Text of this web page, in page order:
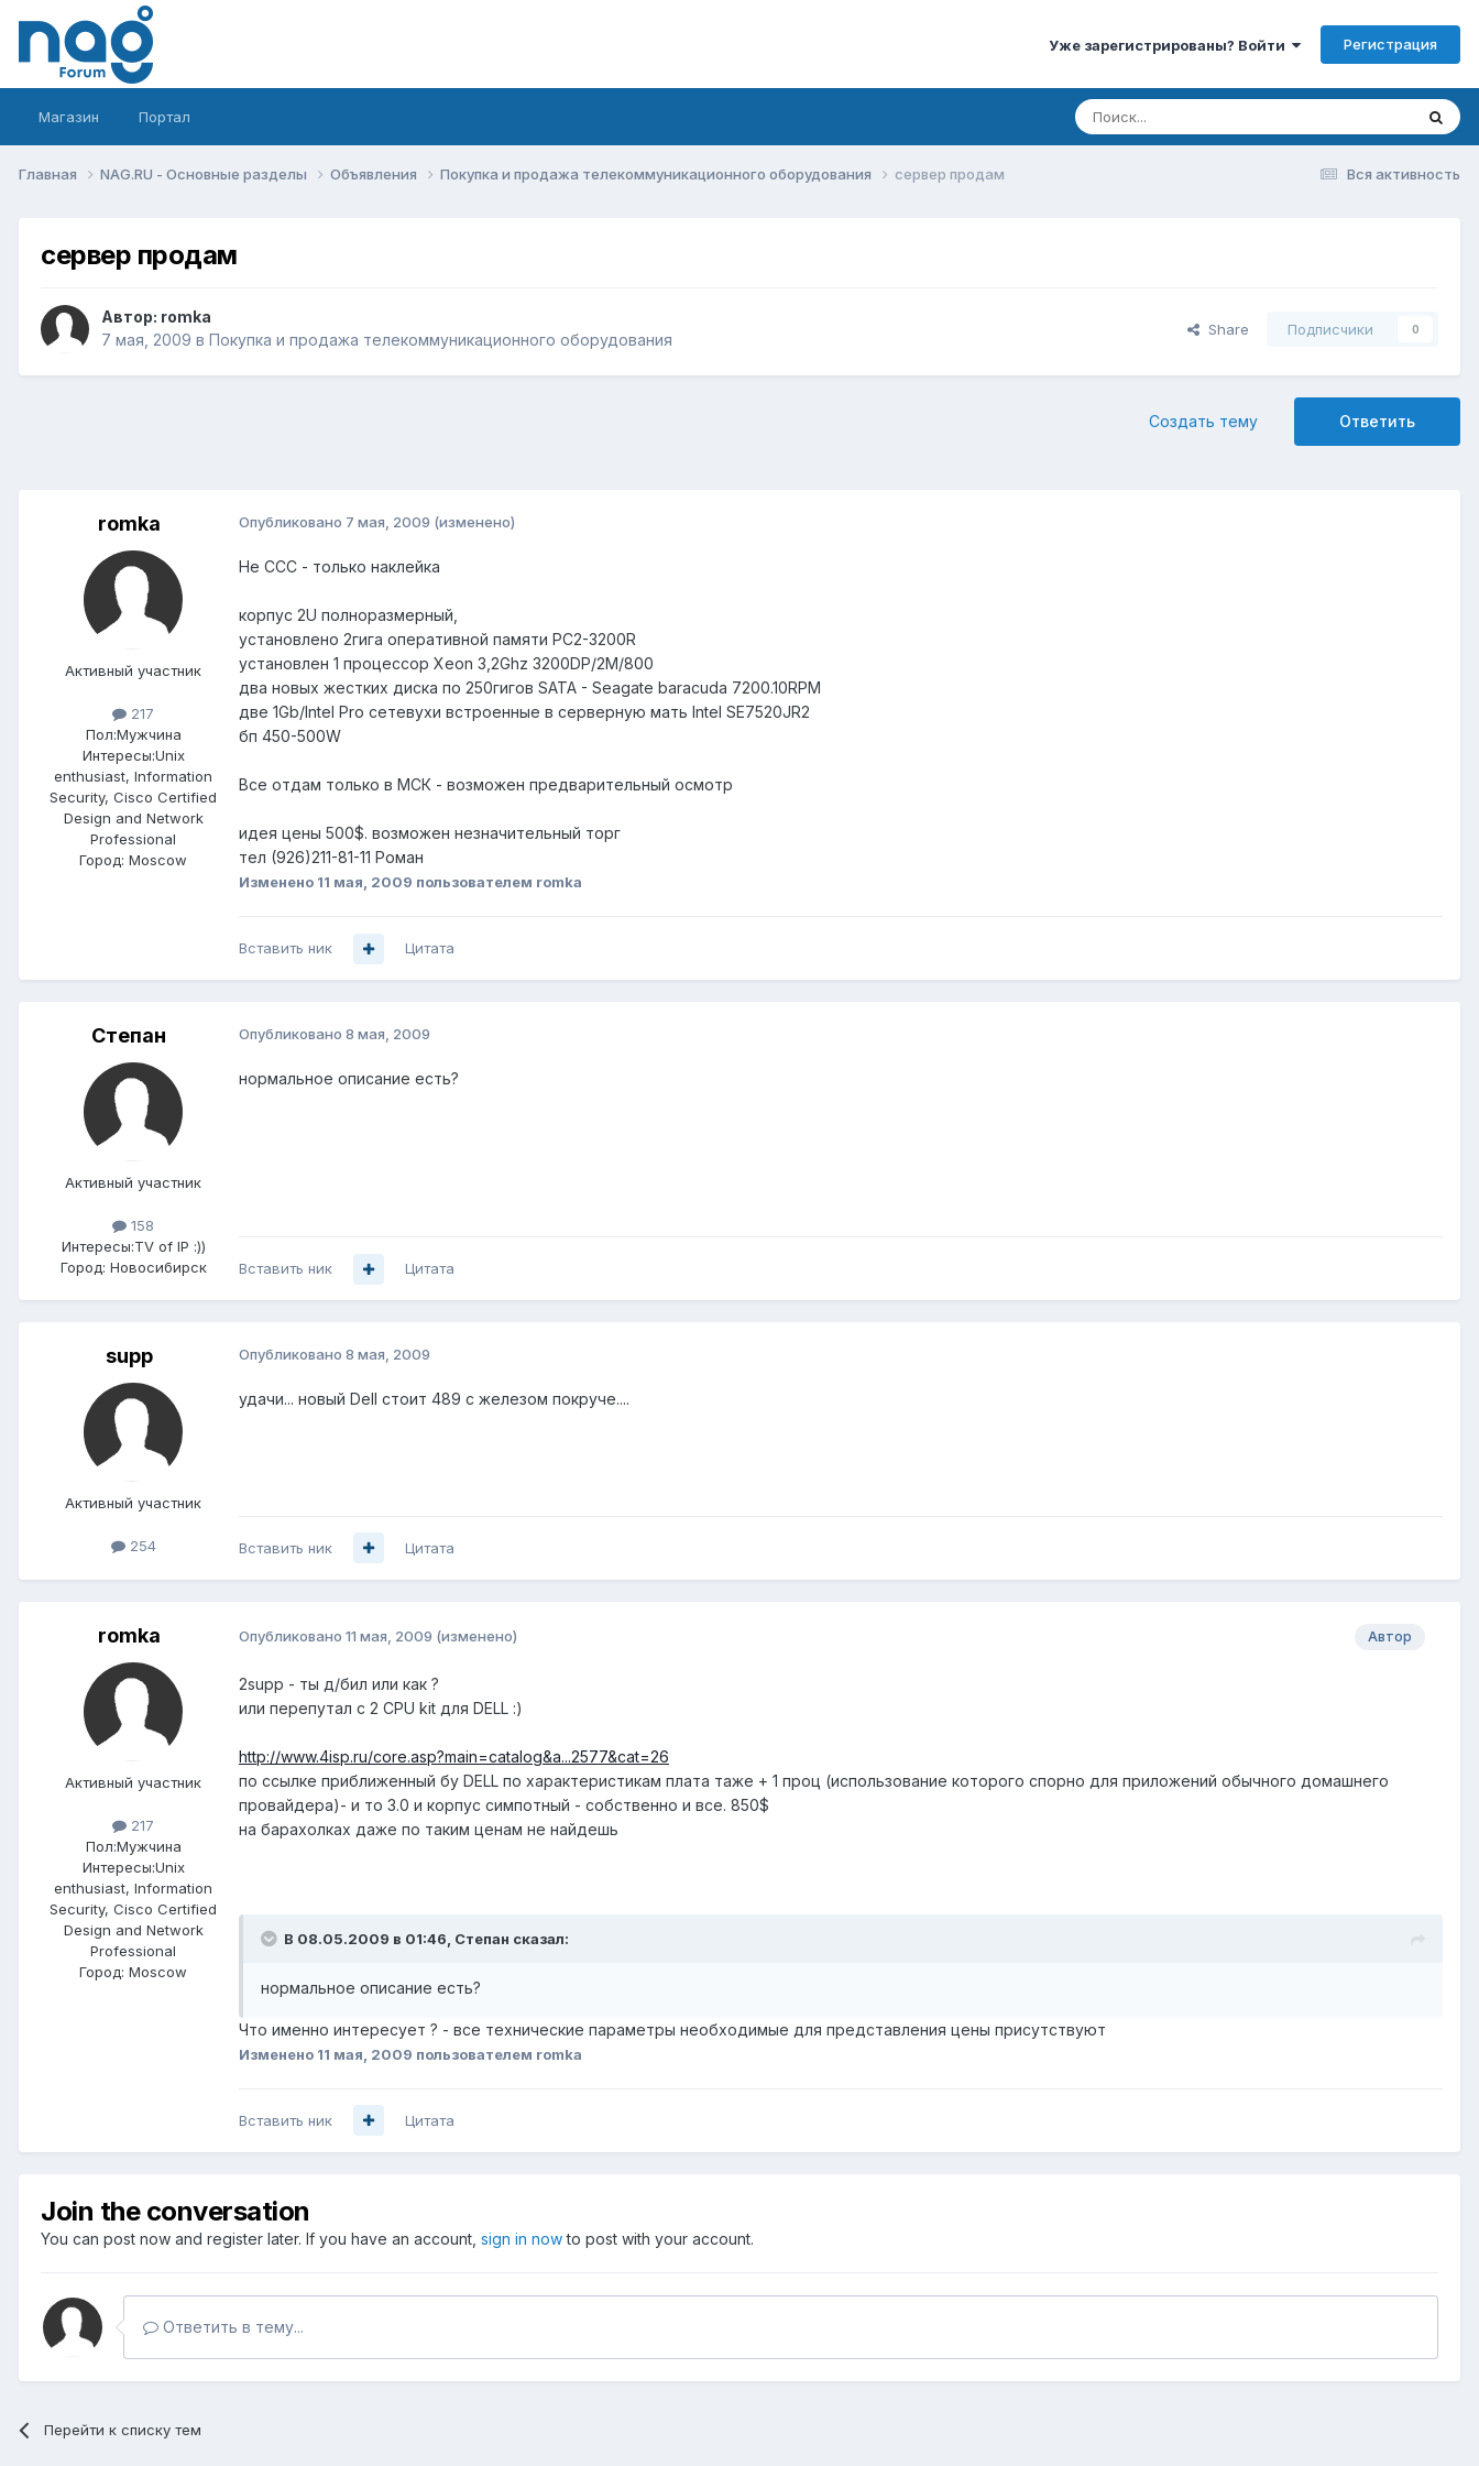
Уже зарегистрированы? Войти Регистрация
Магазин Портал
Вся активность
Главная NAG.RU - Основные разделы Объявления Покупка и продажа телекоммуникационного оборудования сервер продам
сервер продам
Автор: romka
7 мая, 2009 в Покупка и продажа телекоммуникационного оборудования
Share Подписчики 0
Ответить
Создать тему
romka
Активный участник
217
Пол:Мужчина
Интересы:Unix
enthusiast, Information
Security, Cisco Certified
Design and Network
Professional
Город: Moscow
Опубликовано 7 мая, 2009 (изменено)
Не ССС - только наклейка
корпус 2U полноразмерный,
установлено 2гига оперативной памяти PC2-3200R
установлен 1 процессор Xeon 3,2Ghz 3200DP/2M/800
два новых жестких диска по 250гигов SATA - Seagate baracuda 7200.10RPM
две 1Gb/Intel Pro сетевухи встроенные в серверную мать Intel SE7520JR2
бп 450-500W
Все отдам только в МСК - возможен предварительный осмотр
идея цены 500$. возможен незначительный торг
тел (926)211-81-11 Роман
Изменено 11 мая, 2009 пользователем romka
Вставить ник Цитата
Степан
Активный участник
158
Интересы:TV of IP :))
Город: Новосибирск
Опубликовано 8 мая, 2009
нормальное описание есть?
Вставить ник Цитата
supp
Активный участник
254
Опубликовано 8 мая, 2009
удачи... новый Dell стоит 489 с железом покруче....
Вставить ник Цитата
romka
Активный участник
217
Пол:Мужчина
Интересы:Unix
enthusiast, Information
Security, Cisco Certified
Design and Network
Professional
Город: Moscow
Автор
Опубликовано 11 мая, 2009 (изменено)
2supp - ты д/бил или как ?
или перепутал с 2 CPU kit для DELL :)
http://www.4isp.ru/core.asp?main=catalog&a...2577&cat=26
по ссылке приближенный бу DELL по характеристикам плата таже + 1 проц (использование которого спорно для приложений обычного домашнего
провайдера)- и то 3.0 и корпус симпотный - собственно и все. 850$
на барахолках даже по таким ценам не найдешь
В 08.05.2009 в 01:46, Степан сказал:
нормальное описание есть?
Что именно интересует ? - все технические параметры необходимые для представления цены присутствуют
Изменено 11 мая, 2009 пользователем romka
Вставить ник Цитата
Join the conversation
You can post now and register later. If you have an account, sign in nowto post with your account.
Ответить в тему...
Перейти к списку тем